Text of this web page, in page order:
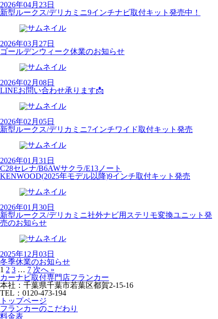
2026年04月23日
新型ルークス/デリカミニ9インチナビ取付キット発売中！
2026年03月27日
ゴールデンウィーク休業のお知らせ
2026年02月08日
LINEお問い合わせ承ります📩
2026年02月05日
新型ルークス/デリカミニ7インチワイド取付キット発売
2026年01月31日
C28セレナ/B6AWサクラ/E13ノート
KENWOOD(2025年モデル以降)9インチ取付キット発売
2026年01月30日
新型ルークス/デリカミニ社外ナビ用ステリモ変換ユニット発
売のお知らせ
2025年12月03日
冬季休業のお知らせ
1 2 3 … 7 次へ »
カーナビ取付専⾨店フランカー
本社：千葉県千葉市若葉区都賀2-15-16
TEL：0120-473-194
トップページ
フランカーのこだわり
料金表